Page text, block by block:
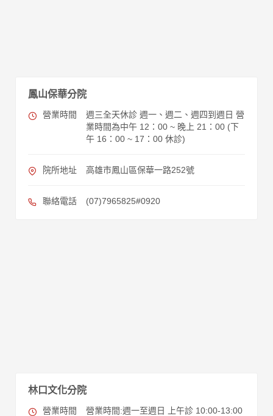
鳳山保華分院
營業時間
週三全天休診 週一、週二、週四到週日 營
業時間為中午 12：00 ~ 晚上 21：00 (下
午 16：00 ~ 17：00 休診)
院所地址 高雄市鳳山區保華一路252號
聯絡電話 (07)7965825#0920
林口文化分院
營業時間
營業時間:週一至週日 上午診 10:00-13:00